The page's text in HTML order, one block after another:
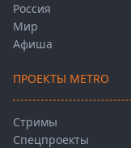
Россия
Мир
Афиша
ПРОЕКТЫ METRO
Стримы
Спецпроекты